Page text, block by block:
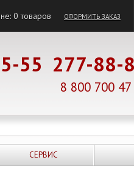
0товаров ОФОРМИТЬ ЗАКАЗ
55 277-88-
8 800 700
СЕРВИС